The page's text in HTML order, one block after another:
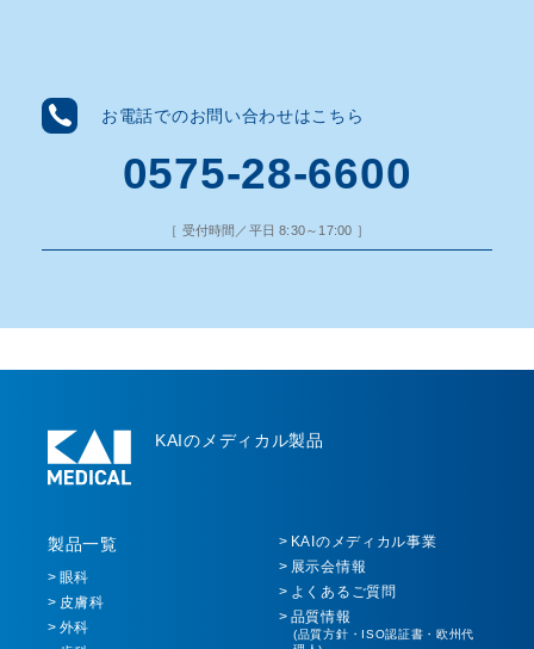
お電話でのお問い合わせはこちら
0575-28-6600
［ 受付時間／平日 8:30～17:00 ］
KAIのメディカル製品
製品一覧
眼科
皮膚科
外科
KAIのメディカル事業
展示会情報
よくあるご質問
品質情報
(品質方針・ISO認証書・欧州代